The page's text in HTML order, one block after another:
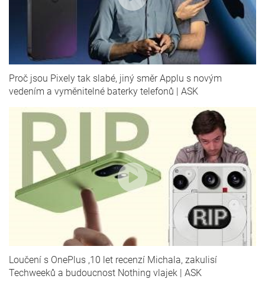
Proč jsou Pixely tak slabé, jiný směr Applu s novým
vedením a vyměnitelné baterky telefonů | ASK
Loučení s OnePlus ,10 let recenzí Michala, zakulisí
Techweeků a budoucnost Nothing vlajek | ASK